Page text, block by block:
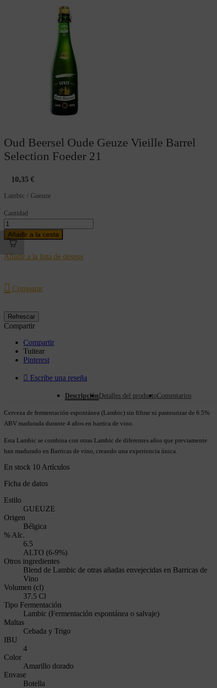
Oud Beersel Oude Geuze Vieille Barrel
Selection Foeder 21
10,35 €
Lambic / Gueuze
Cantidad
Añadir a la cesta
Añadir a la lista de deseos
 Comparar
Compartir
Compartir
Tuitear
Pinterest
 Escribe una reseña
DescripciónDetalles del productoComentarios
Cerveza de fermentación espontánea (Lambic) sin filtrar ni pasteurizar de 6.5%
ABV madurada durante 4 años en barrica de vino.
Esta Lambic se combina con otras Lambic de diferentes años que previamente
han madurado en Barricas de vino, creando una experiencia única.
En stock 10 Artículos
Ficha de datos
Estilo
GUEUZE
Origen
Bélgica
% Alc.
6.5
ALTO (6-9%)
Otros ingredientes
Blend de Lambic de otras añadas envejecidas en Barricas de
Vino
Volumen (cl)
37.5 Cl
Tipo Fermentación
Lambic (Fermentación espontánea o salvaje)
Maltas
Cebada y Trigo
IBU
4
Color
Amarillo dorado
Envase
Botella